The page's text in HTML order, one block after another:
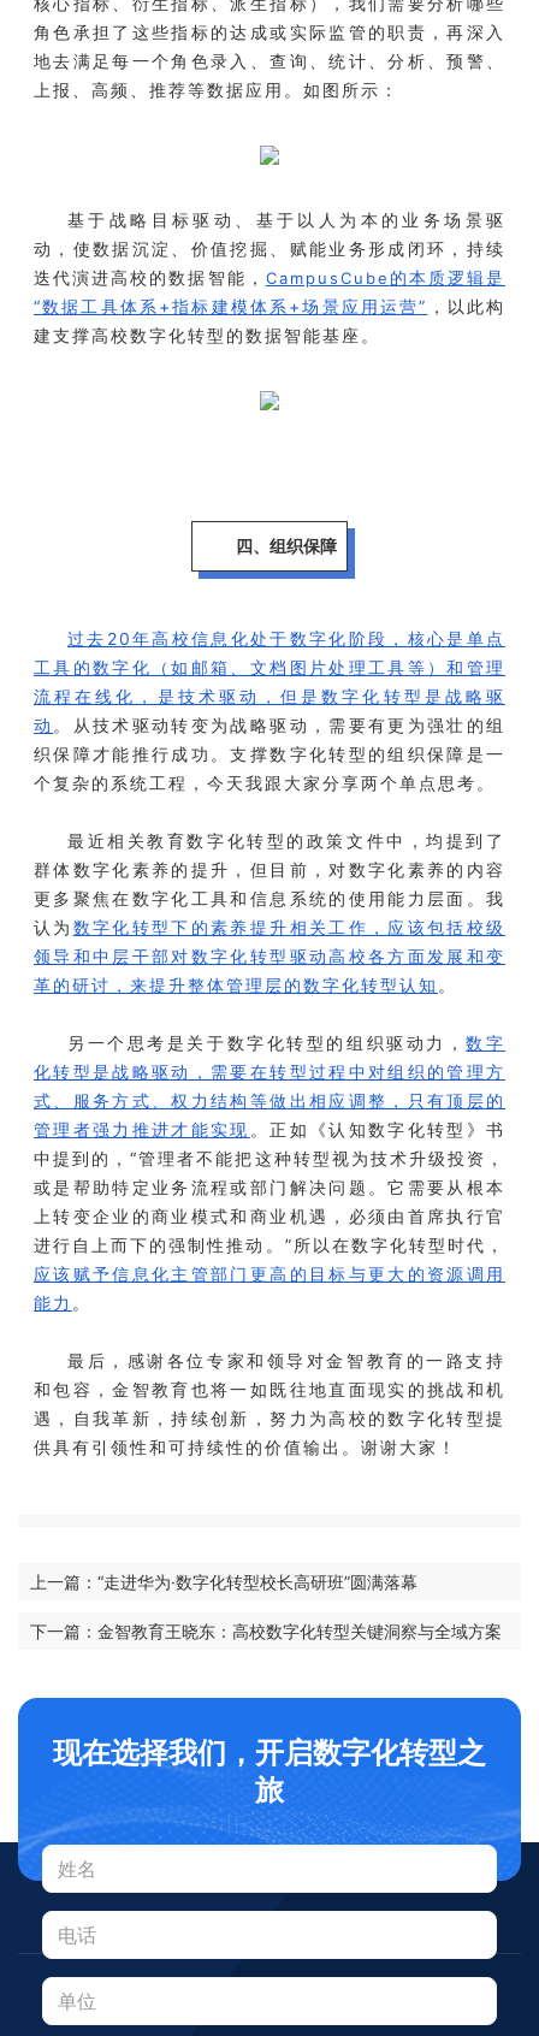
角色承担了这些指标的达成或实际监管的职责，再深入
地去满足每一个角色录入、查询、统计、分析、预警、
上报、高频、推荐等数据应用。如图所示：
基于战略目标驱动、基于以人为本的业务场景驱
动，使数据沉淀、价值挖掘、赋能业务形成闭环，持续
迭代演进高校的数据智能， CampusCube 的本质逻辑是
“数据工具体系+指标建模体系+场景应用运营” ，以此构
建支撑高校数字化转型的数据智能基座。
四、组织保障
过去20年高校信息化处于数字化阶段，核心是单点
工具的数字化（如邮箱、文档图片处理工具等）和管理
流程在线化，是技术驱动，但是数字化转型是战略驱
动 。从技术驱动转变为战略驱动，需要有更为强壮的组
织保障才能推行成功。支撑数字化转型的组织保障是一
个复杂的系统工程，今天我跟大家分享两个单点思考。
最近相关教育数字化转型的政策文件中，均提到了
群体数字化素养的提升，但目前，对数字化素养的内容
更多聚焦在数字化工具和信息系统的使用能力层面。我
认为 数字化转型下的素养提升相关工作，应该包括校级
领导和中层干部对数字化转型驱动高校各方面发展和变
革的研讨，来提升整体管理层的数字化转型认知 。
另一个思考是关于数字化转型的组织驱动力，数字
化转型是战略驱动，需要在转型过程中对组织的管理方
式、服务方式、权力结构等做出相应调整，只有顶层的
管理者强力推进才能实现 。正如《认知数字化转型》书
中提到的，“管理者不能把这种转型视为技术升级投资，
或是帮助特定业务流程或部门解决问题。它需要从根本
上转变企业的商业模式和商业机遇，必须由首席执行官
进行自上而下的强制性推动。”所以在数字化转型时代，
应该赋予信息化主管部门更高的目标与更大的资源调用
能力 。
最后，感谢各位专家和领导对金智教育的一路支持
和包容，金智教育也将一如既往地直面现实的挑战和机
遇，自我革新，持续创新，努力为高校的数字化转型提
供具有引领性和可持续性的价值输出。谢谢大家！
上一篇：“走进华为·数字化转型校长高研班”圆满落幕
下一篇：金智教育王晓东：高校数字化转型关键洞察与全域方案
现在选择我们，开启数字化转型之
旅